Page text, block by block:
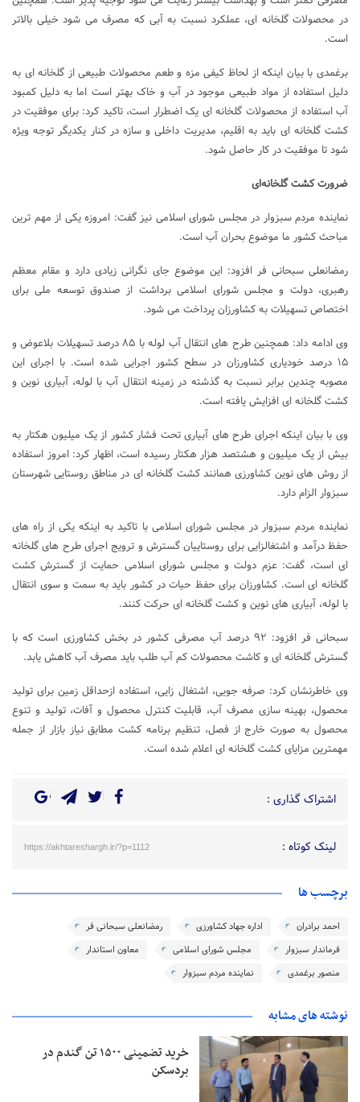
در محصولات گلخانه ای، عملکرد نسبت به آبی که مصرف می شود خیلی بالاتر
است.
برغمدی با بیان اینکه از لحاظ کیفی مزه و طعم محصولات طبیعی از گلخانه ای به
دلیل استفاده از مواد طبیعی موجود در آب و خاک بهتر است اما به دلیل کمبود
آب استفاده از محصولات گلخانه ای یک اضطرار است، تاکید کرد: برای موفقیت در
کشت گلخانه ای باید به اقلیم، مدیریت داخلی و سازه در کنار یکدیگر توجه ویژه
شود تا موفقیت در کار حاصل شود.
ضرورت کشت گلخانه‌ای
نماینده مردم سبزوار در مجلس شورای اسلامی نیز گفت: امروزه یکی از مهم ترین
مباحث کشور ما موضوع بحران آب است.
رمضانعلی سبحانی فر افزود: این موضوع جای نگرانی زیادی دارد و مقام معظم
رهبری، دولت و مجلس شورای اسلامی برداشت از صندوق توسعه ملی برای
اختصاص تسهیلات به کشاورزان پرداخت می شود.
وی ادامه داد: همچنین طرح های انتقال آب لوله با ۸۵ درصد تسهیلات بلاعوض و
۱۵ درصد خودیاری کشاورزان در سطح کشور اجرایی شده است. با اجرای این
مصوبه چندین برابر نسبت به گذشته در زمینه انتقال آب با لوله، آبیاری نوین و
کشت گلخانه ای افزایش یافته است.
وی با بیان اینکه اجرای طرح ‌های آبیاری تحت فشار کشور از یک میلیون هکتار به
بیش از یک میلیون و هشتصد هزار هکتار رسیده است، اظهار کرد: امروز استفاده
از روش های نوین کشاورزی همانند کشت گلخانه ای در مناطق روستایی شهرستان
سبزوار الزام دارد.
نماینده مردم سبزوار در مجلس شورای اسلامی با تاکید به اینکه یکی از راه های
حفظ درآمد و اشتغالزایی برای روستاییان گسترش و ترویج اجرای طرح های گلخانه
ای است، گفت: عزم دولت و مجلس شورای اسلامی حمایت از گسترش کشت
گلخانه ای است. کشاورزان برای حفظ حیات در کشور باید به سمت و سوی انتقال
با لوله، آبیاری های نوین و کشت گلخانه ای حرکت کنند.
سبحانی فر افزود: ۹۲ درصد آب مصرفی کشور در بخش کشاورزی است که با
گسترش گلخانه ای و کاشت محصولات کم آب طلب باید مصرف آب کاهش یابد.
وی خاطرنشان کرد: صرفه جویی، اشتغال زایی، استفاده ازحداقل زمین برای تولید
محصول، بهینه سازی مصرف آب، قابلیت کنترل محصول و آفات، تولید و تنوع
محصول به صورت خارج از فصل، تنظیم برنامه کشت مطابق نیاز بازار از جمله
مهمترین مزایای کشت گلخانه ای اعلام شده است.
اشتراک گذاری :
لینک کوتاه : https://akhtareshargh.ir/?p=1112
برچسب ها
احمد برادران اداره جهاد کشاورزی
رمضانعلی سبحانی فر
فرماندار سبزوار
مجلس شورای اسلامی
معاون استاندار
منصور برغمدی
نماینده مردم سبزوار
نوشته های مشابه
خرید تضمینی ۱۵۰۰ تن گندم در
بردسکن